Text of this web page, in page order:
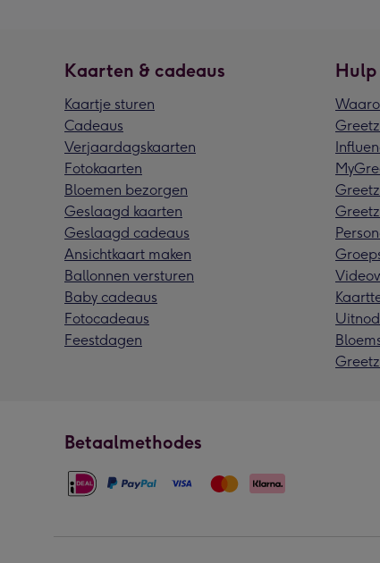
Kaarten & cadeaus
Kaartje sturen
Cadeaus
Verjaardagskaarten
Fotokaarten
Bloemen bezorgen
Geslaagd kaarten
Geslaagd cadeaus
Ansichtkaart maken
Ballonnen versturen
Baby cadeaus
Fotocadeaus
Feestdagen
Hulp
Betaalmethodes